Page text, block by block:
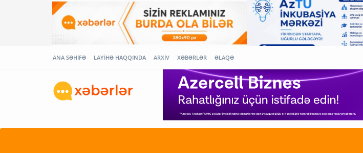
ANA SƏHİFƏ LAYİHƏ HAQQINDA ARXİV XƏBƏRLƏR ƏLAQƏ